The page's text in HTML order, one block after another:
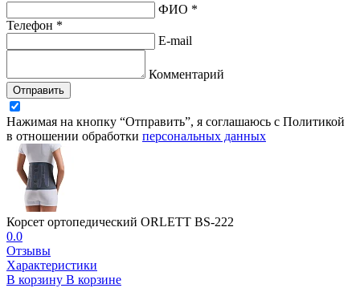
ФИО *
Телефон *
E-mail
Комментарий
Отправить
Нажимая на кнопку “Отправить”, я соглашаюсь с Политикой
в отношении обработки персональных данных
Корсет ортопедический ORLETT BS-222
0.0
Отзывы
Характеристики
В корзину В корзине